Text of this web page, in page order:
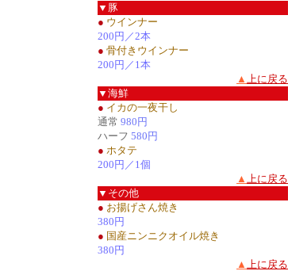
▼豚
● ウインナー
200円／2本
● 骨付きウインナー
200円／1本
▲ 上に戻る
▼海鮮
● イカの一夜干し
通常 980円
ハーフ 580円
● ホタテ
200円／1個
▲ 上に戻る
▼その他
● お揚げさん焼き
380円
● 国産ニンニクオイル焼き
380円
▲ 上に戻る